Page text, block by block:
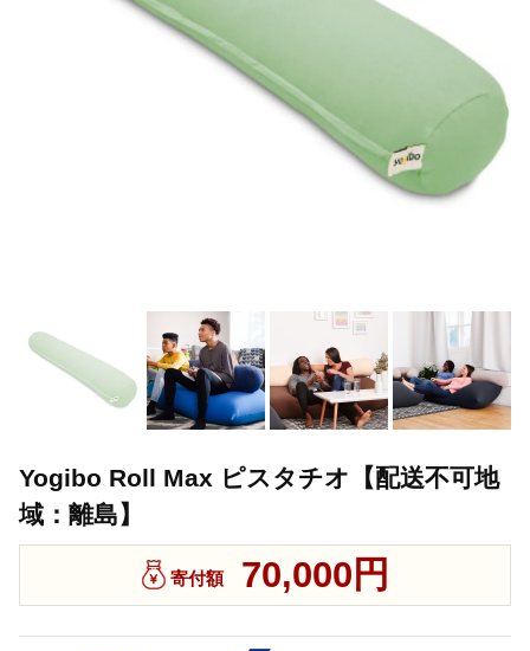
Yogibo Roll Max ピスタチオ【配送不可地
域：離島】
寄付額 70,000円